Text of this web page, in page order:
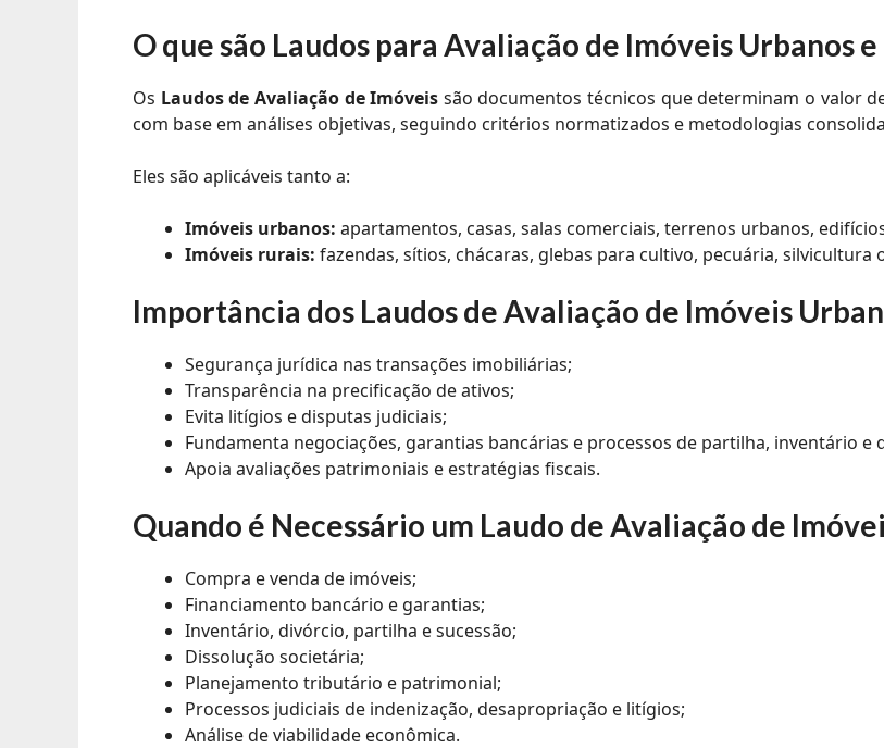
O que são Laudos para Avaliação de Imóveis Urbanos e
Os Laudos de Avaliação de Imóveis são documentos técnicos que determinam o valor
com base em análises objetivas, seguindo critérios normatizados e metodologias
Eles são aplicáveis tanto a:
Imóveis urbanos: apartamentos, casas, salas comerciais, terrenos urbanos,
Imóveis rurais: fazendas, sítios, chácaras, glebas para cultivo, pecuária, silvicultura
Importância dos Laudos de Avaliação de Imóveis
Segurança jurídica nas transações imobiliárias;
Transparência na precificação de ativos;
Evita litígios e disputas judiciais;
Fundamenta negociações, garantias bancárias e processos de partilha, inventário e
Apoia avaliações patrimoniais e estratégias fiscais.
Quando é Necessário um Laudo de Avaliação de
Compra e venda de imóveis;
Financiamento bancário e garantias;
Inventário, divórcio, partilha e sucessão;
Dissolução societária;
Planejamento tributário e patrimonial;
Processos judiciais de indenização, desapropriação e litígios;
Análise de viabilidade econômica.